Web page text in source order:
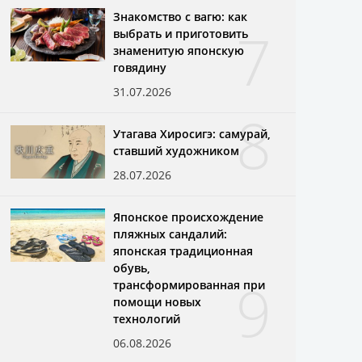
7
Знакомство с вагю: как
выбрать и приготовить
знаменитую японскую
говядину
31.07.2026
8
Утагава Хиросигэ: самурай,
ставший художником
28.07.2026
9
Японское происхождение
пляжных сандалий:
японская традиционная
обувь,
трансформированная при
помощи новых
технологий
06.08.2026